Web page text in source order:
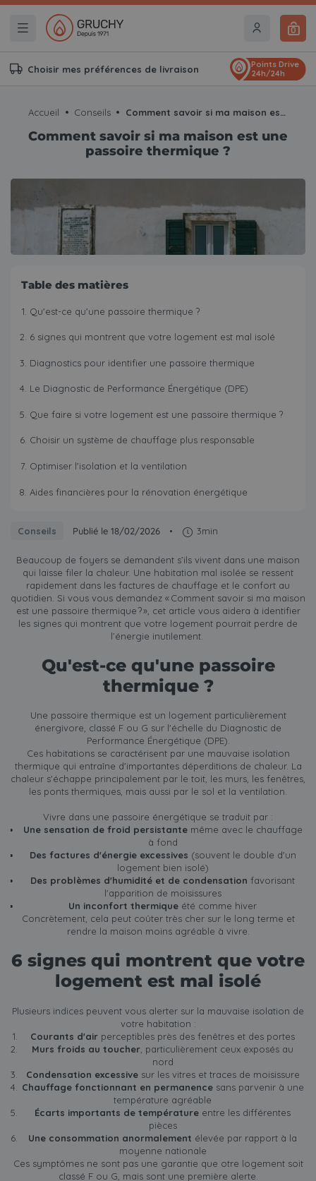
0
Choisir mes préférences de livraison
Points Drive
24h/24h
Accueil Conseils Comment savoir si ma maison est une passoire thermique ?
Comment savoir si ma maison est une
passoire thermique ?
Table des matières
Qu'est-ce qu'une passoire thermique ?
6 signes qui montrent que votre logement est mal isolé
Diagnostics pour identifier une passoire thermique
Le Diagnostic de Performance Énergétique (DPE)
Que faire si votre logement est une passoire thermique ?
Choisir un système de chauffage plus responsable
Optimiser l'isolation et la ventilation
Aides financières pour la rénovation énergétique
Conseils Publié le 18/02/2026 • 3min
Beaucoup de foyers se demandent s’ils vivent dans une maison
qui laisse filer la chaleur. Une habitation mal isolée se ressent
rapidement dans les factures de chauffage et le confort au
quotidien. Si vous vous demandez « Comment savoir si ma maison
est une passoire thermique ? », cet article vous aidera à identifier
les signes qui montrent que votre logement pourrait perdre de
l’énergie inutilement.
Qu'est-ce qu'une passoire
thermique ?
Une passoire thermique est un logement particulièrement
énergivore, classé F ou G sur l'échelle du Diagnostic de
Performance Énergétique (DPE).
Ces habitations se caractérisent par une mauvaise isolation
thermique qui entraîne d'importantes déperditions de chaleur. La
chaleur s'échappe principalement par le toit, les murs, les fenêtres,
les ponts thermiques, mais aussi par le sol et la ventilation.
Vivre dans une passoire énergétique se traduit par :
Une sensation de froid persistantemême avec le chauffage
à fond
Des factures d'énergie excessives (souvent le double d'un
logement bien isolé)
Des problèmes d'humidité et de condensation favorisant
l'apparition de moisissures
Un inconfort thermique été comme hiver
Concrètement, cela peut coûter très cher sur le long terme et
rendre la maison moins agréable à vivre.
6 signes qui montrent que votre
logement est mal isolé
Plusieurs indices peuvent vous alerter sur la mauvaise isolation de
votre habitation :
Courants d'air perceptibles près des fenêtres et des portes
Murs froids au toucher , particulièrement ceux exposés au
nord
Condensation excessive sur les vitres et traces de moisissure
Chauffage fonctionnant en permanencesans parvenir à une
température agréable
Écarts importants de température entre les différentes
pièces
Une consommation anormalement élevée par rapport à la
moyenne nationale
Ces symptômes ne sont pas une garantie que otre logement soit
classé F ou G, mais sont une première alerte.